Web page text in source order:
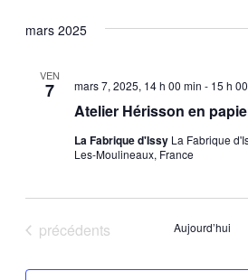
mars 2025
VEN
7
Atelier Hérisson en
mars 7, 2025, 14 h 00 min - 15 h
La Fabrique d'Issy La Fabrique
Les-Moulineaux, France
Évènements
précédents Aujourd’hui